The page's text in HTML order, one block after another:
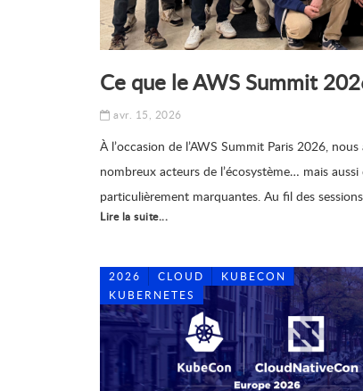
Ce que le AWS Summit
avr. 15, 2026
À l’occasion de l’AWS Summit Paris 2026,
nombreux acteurs de l’écosystème… mais
particulièrement marquantes. Au fil des
Lire la suite...
2026 CLOUD
KUBECON
KUBERNETES